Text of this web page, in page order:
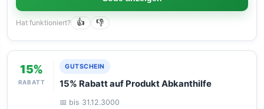
Hat funktioniert? 👍 👎
15%
RABATT
GUTSCHEIN
15% Rabatt auf Produkt Abkanthilfe
📅 bis 31.12.3000